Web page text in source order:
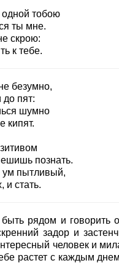
тобою
ты мне.
скрою:
к тебе.
безумно,
до пят:
шумно
кипят.
познать.
ум пытливый,
и стать.
рядом и говорить
задор и
человек и
растет с каждым